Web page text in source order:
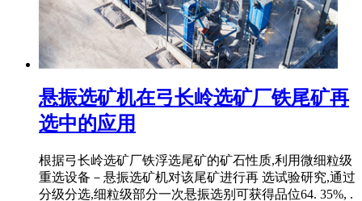
悬振选矿机在弓长岭选矿厂铁尾矿再
选中的应用
根据弓长岭选矿厂铁浮选尾矿的矿石性质,利用微细粒级
重选设备－悬振选矿机对该尾矿进行再 选试验研究,通过
分级分选,细粒级部分一次悬振选别可获得品位64. 35%, .